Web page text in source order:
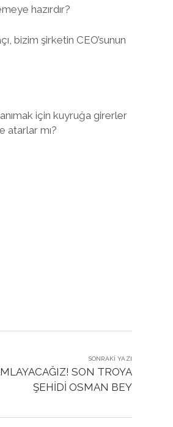
hazırdır?
bizim şirketin CEO’sunun
için kuyruğa girerler
atarlar mı?
SONRAKI YAZI
SON TROYA
ŞEHİDİ OSMAN BEY